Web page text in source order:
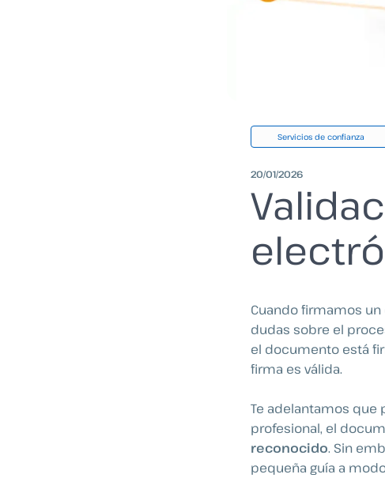
Servicios de confianza
20/01/2026
Cuando firmamos
dudas sobre el
el documento está
firma es válida.
Te adelantamos que
profesional, el
reconocido. Sin
pequeña guía a